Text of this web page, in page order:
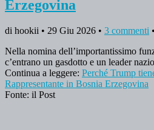
Erzegovina
di hookii • 29 Giu 2026 • 3 commenti •
Nella nomina dell’importantissimo
c’entrano un gasdotto e un leader
Continua a leggere: Perché Trump
Rappresentante in Bosnia Erzegovina
Fonte: il Post